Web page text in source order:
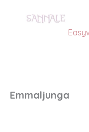
Emmaljunga